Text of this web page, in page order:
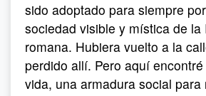
sido adoptado para siempre
sociedad visible y mística de la
romana. Hubiera vuelto a la
perdido allí. Pero aquí
vida, una armadura social para